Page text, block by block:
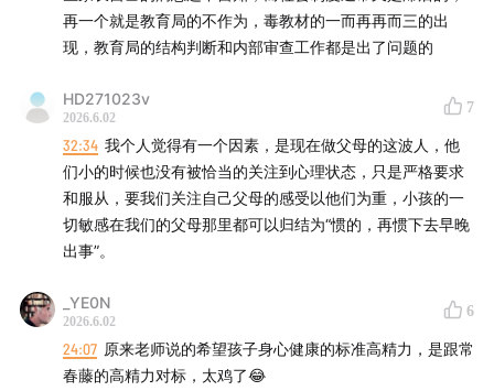
信，并备注【播客】，等待她拉你入群，期待和大家在群
内进行更深入的交流。
再一个就是教育局的不作为，毒教材的一而再再而三的出
现，教育局的结构判断和内部审查工作都是出了问题的
HD271023v
2026.6.02
7
32:34 我个人觉得有一个因素，是现在做父母的这波人，他
们小的时候也没有被恰当的关注到心理状态，只是严格要求
和服从，要我们关注自己父母的感受以他们为重，小孩的一
切敏感在我们的父母那里都可以归结为“惯的，再惯下去早晚
出事”。
_YE0N
2026.6.02
6
24:07 原来老师说的希望孩子身心健康的标准高精力，是跟常
春藤的高精力对标，太鸡了😂